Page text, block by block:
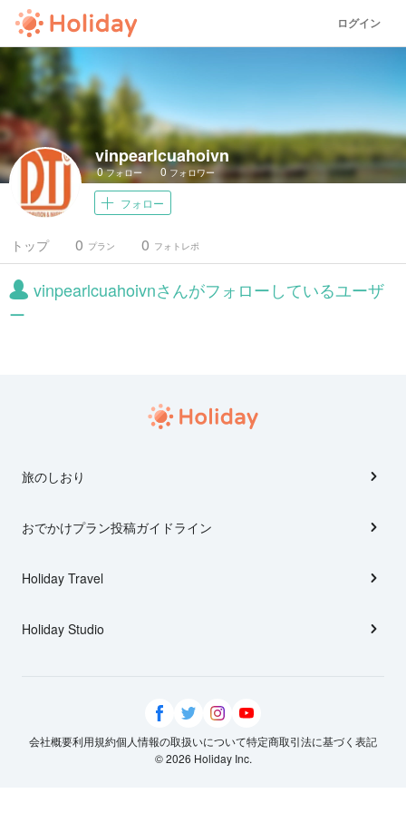
ログイン
vinpearlcuahoivn
0フォロー 0 フォロワー
フォロー
トップ プラン
0 フォトレポ
0
vinpearlcuahoivnさんがフォローしているユーザ
ー
旅のしおり
おでかけプラン投稿ガイドライン
Holiday Travel
Holiday Studio
会社概要利用規約個人情報の取扱いについて特定商取引法に基づく表記
© 2026 Holiday Inc.